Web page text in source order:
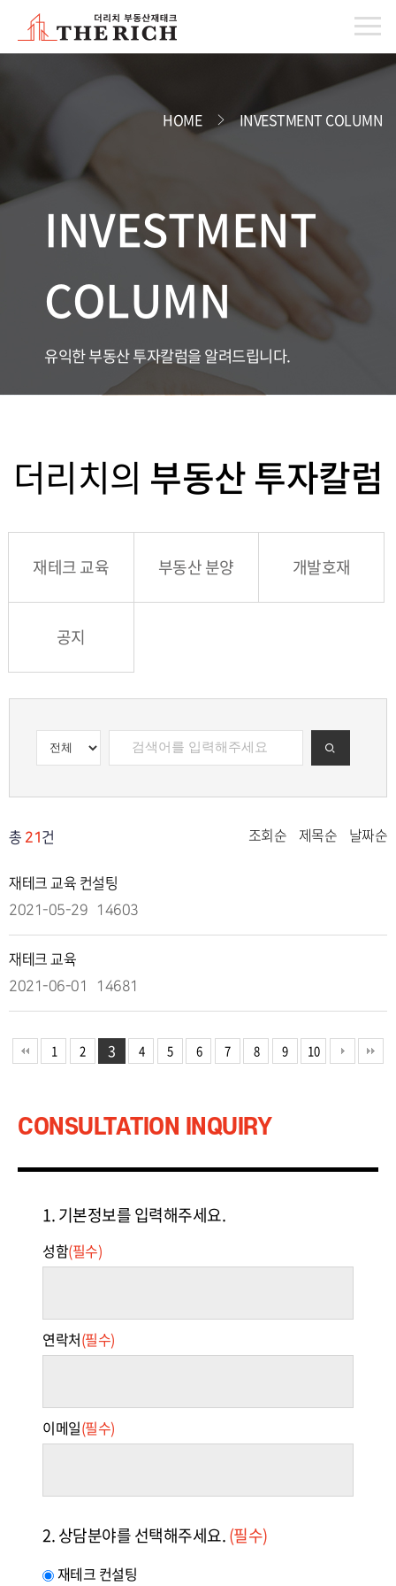
HOME INVESTMENT COLUMN
INVESTMENT
COLUMN
유익한 부동산 투자칼럼을 알려드립니다.
더리치의 부동산 투자칼럼
재테크 교육 부동산 분양 개발호재
공지
총 21건 조회순 제목순 날짜순
재테크 교육 컨설팅
2021-05-29
14603
재테크 교육
2021-06-01
14681
1 2 3 4 5 6 7 8 9 10
CONSULTATION INQUIRY
1. 기본정보를 입력해주세요.
성함(필수)
연락처(필수)
이메일(필수)
2. 상담분야를 선택해주세요.(필수)
재테크 컨설팅